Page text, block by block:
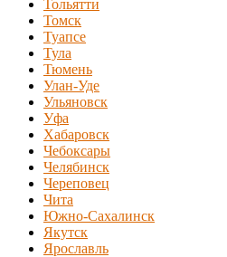
Тольятти
Томск
Туапсе
Тула
Тюмень
Улан-Уде
Ульяновск
Уфа
Хабаровск
Чебоксары
Челябинск
Череповец
Чита
Южно-Сахалинск
Якутск
Ярославль